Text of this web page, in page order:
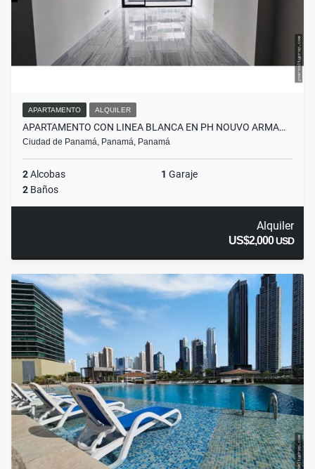
APARTAMENTO ALQUILER
APARTAMENTO CON LINEA BLANCA EN PH NOUVO ARMA…
Ciudad de Panamá, Panamá, Panamá
2Alcobas 1 Garaje
2 Baños
Alquiler
US$2,000USD